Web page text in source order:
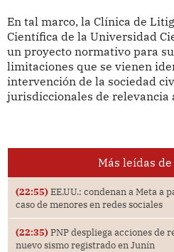
En tal marco, la Clínica de
Científica de la Universidad
un proyecto normativo para
limitaciones que se vienen
intervención de la sociedad
jurisdiccionales de relevancia
Más leídas
(22:55) EE.UU.: condenan a Meta a
caso de menores en redes sociales
(22:35) PNP despliega acciones de
nuevo sismo registrado en Junín